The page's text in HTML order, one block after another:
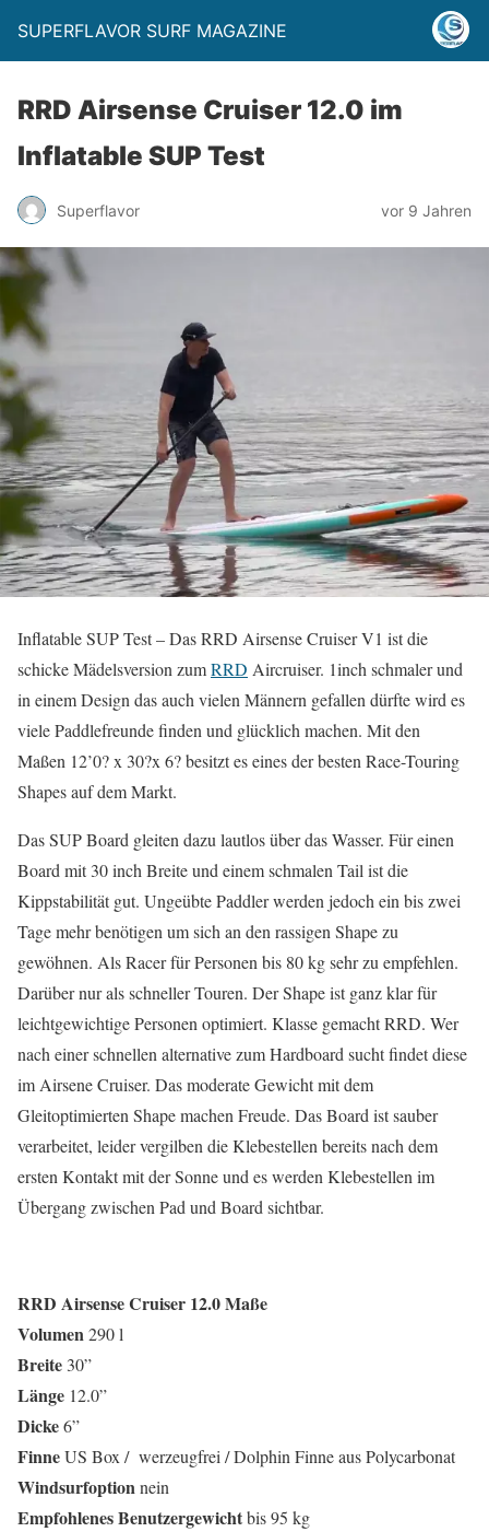
SUPERFLAVOR SURF MAGAZINE
RRD Airsense Cruiser 12.0 im
Inflatable SUP Test
Superflavor vor 9 Jahren
Inflatable SUP Test – Das RRD Airsense Cruiser V1 ist die
schicke Mädelsversion zumRRD Aircruiser. 1inch schmaler und
in einem Design das auch vielen Männern gefallen dürfte wird es
viele Paddlefreunde finden und glücklich machen. Mit den
Maßen 12’0? x 30?x 6? besitzt es eines der besten Race-Touring
Shapes auf dem Markt.
Das SUP Board gleiten dazu lautlos über das Wasser. Für einen
Board mit 30 inch Breite und einem schmalen Tail ist die
Kippstabilität gut. Ungeübte Paddler werden jedoch ein bis zwei
Tage mehr benötigen um sich an den rassigen Shape zu
gewöhnen. Als Racer für Personen bis 80 kg sehr zu empfehlen.
Darüber nur als schneller Touren. Der Shape ist ganz klar für
leichtgewichtige Personen optimiert. Klasse gemacht RRD. Wer
nach einer schnellen alternative zum Hardboard sucht findet diese
im Airsene Cruiser. Das moderate Gewicht mit dem
Gleitoptimierten Shape machen Freude. Das Board ist sauber
verarbeitet, leider vergilben die Klebestellen bereits nach dem
ersten Kontakt mit der Sonne und es werden Klebestellen im
Übergang zwischen Pad und Board sichtbar.
RRD Airsense Cruiser 12.0 Maße
Volumen290 l
Breite 30”
Länge 12.0”
Dicke6”
FinneUS Box / werzeugfrei / Dolphin Finne aus Polycarbonat
Windsurfoptionnein
EmpfohlenesBenutzergewichtbis 95 kg